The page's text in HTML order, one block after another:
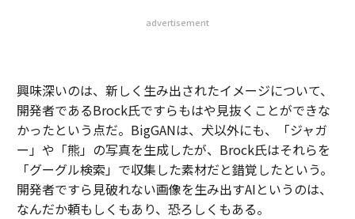
advertisement
興味深いのは、新しく生み出されたイメージについて、
開発者であるBrock氏ですらもはや見抜くことができな
かったという点だ。BigGANは、犬以外にも、「ジャガ
ー」や「熊」の写真を生成したが、Brock氏はそれらを
「グーグル検索」で収集した素材だと錯覚したという。
開発者ですら見破れない画像を生み出すAIというのは、
なんだか頼もしくもあり、恐ろしくもある。